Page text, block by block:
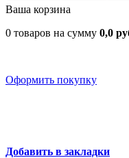
Ваша корзина
0 товаров на сумму 0,0
Оформить покупку
Добавить в закладки